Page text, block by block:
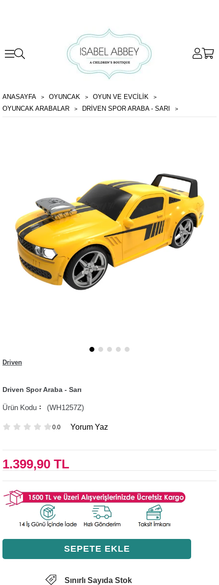
ANASAYFA OYUNCAK
OYUN VE EVCILIK
OYUNCAK ARABALAR
DRIVEN SPOR ARABA - SARI
Driven
Driven Spor Araba - Sarı
(WH1257Z)
0.0 Yorum Yaz
1.399,90 TL
Sınırlı Sayıda Stok